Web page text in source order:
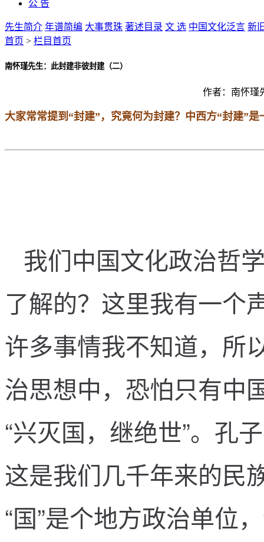
公 告
先生简介 年谱简编 大事贯珠 著述目录 文 选 中国文化泛言 新
首页 > 栏目首页
南怀瑾先生：此封建非彼封建（二）
作者： 南怀瑾
大家常常提到“封建”，究竟何为封建？中西方“封建”
我们中国文化政治哲
了解的？ 这里我有一个
许多事情我不知道， 所
治思想中， 恐怕只有中
“兴灭国， 继绝世”。 孔子
这是我们几千年来的民
“国”是个地方政治单位，